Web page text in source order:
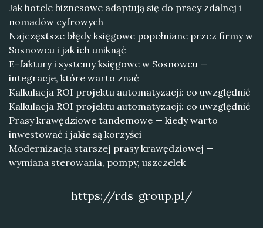
Jak hotele biznesowe adaptują się do pracy zdalnej i
nomadów cyfrowych
Najczęstsze błędy księgowe popełniane przez firmy w
Sosnowcu i jak ich uniknąć
E-faktury i systemy księgowe w Sosnowcu —
integracje, które warto znać
Kalkulacja ROI projektu automatyzacji: co uwzględnić
Kalkulacja ROI projektu automatyzacji: co uwzględnić
Prasy krawędziowe tandemowe — kiedy warto
inwestować i jakie są korzyści
Modernizacja starszej prasy krawędziowej —
wymiana sterowania, pompy, uszczelek
https://rds-group.pl/